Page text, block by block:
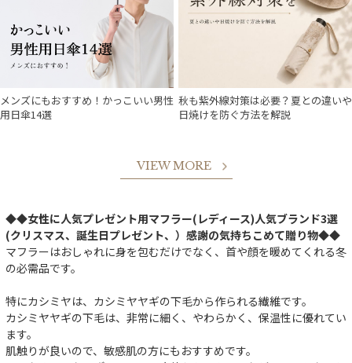
メンズにもおすすめ！かっこいい男性
用日傘14選
秋も紫外線対策は必要？夏との違いや
日焼けを防ぐ方法を解説
VIEW MORE
◆◆女性に人気プレゼント用マフラー(レディース)人気ブランド3選
(クリスマス、誕生日プレゼント、）感謝の気持ちこめて贈り物◆◆
マフラーはおしゃれに身を包むだけでなく、首や顔を暖めてくれる冬
の必需品です。
特にカシミヤは、カシミヤヤギの下毛から作られる繊維です。
カシミヤヤギの下毛は、非常に細く、やわらかく、保温性に優れてい
ます。
肌触りが良いので、敏感肌の方にもおすすめです。